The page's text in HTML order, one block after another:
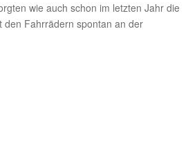
wie auch schon im letzten Jahr die
den Fahrrädern spontan an der